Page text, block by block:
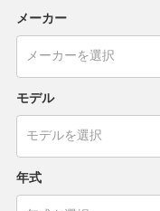
メーカー
モデル
年式